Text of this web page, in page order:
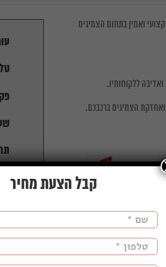
ואמין בתחום הצמיגים
ללקוחותיו.
ואחזקת הצמיגים ברכבכם.
קבל הצעת מחיר